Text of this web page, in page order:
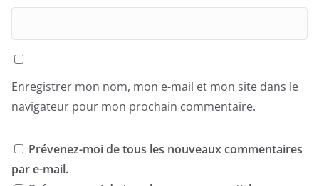
Enregistrer mon nom, mon e-mail et mon site dans le
navigateur pour mon prochain commentaire.
Prévenez-moi de tous les nouveaux commentaires
par e-mail.